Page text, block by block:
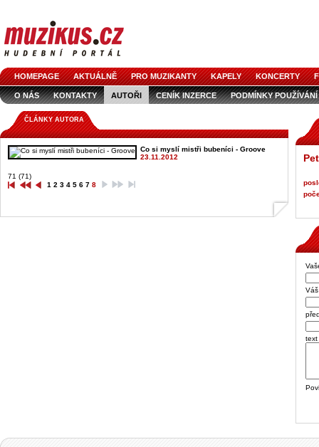
HOMEPAGE AKTUÁLNĚ PRO MUZIKANTY KAPELY KONCERTY
O NÁS KONTAKTY AUTOŘI CENÍK INZERCE PODMÍNKY POUŽÍVÁNÍ
LOGO KE STAŽENÍ
ČLÁNKY AUTORA
Co si myslí mistři bubeníci - Groove
23.11.2012
71 (71)
1 2 3 4 5 6 7 8
text